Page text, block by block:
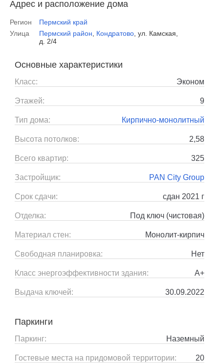
Адрес и расположение дома
Регион
Пермский край
Улица
Пермский район Кондратово ул. Камская,
д. 2/4
Основные характеристики
Класс: Эконом
Этажей: 9
Тип дома: Кирпично-монолитный
Высота потолков: 2,58
Всего квартир: 325
Застройщик: PAN City Group
Срок сдачи: сдан 2021 г
Отделка: Под ключ (чистовая)
Материал стен: Монолит-кирпич
Свободная планировка: Нет
Класс энергоэффективности здания: A+
Выдача ключей: 30.09.2022
Паркинги
Паркинг: Наземный
Гостевые места на придомовой территории: 20